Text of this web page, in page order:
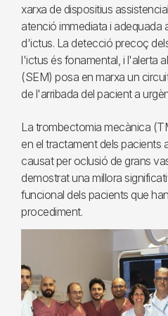
xarxa de dispositius
atenció immediata i adequada
d'ictus. La detecció precoç
l'ictus és fonamental, i l'alerta
(SEM) posa en marxa un
de l'arribada del pacient a
La trombectomia mecànica
en el tractament dels pacients
causat per oclusió de grans
demostrat una millora
funcional dels pacients que
procediment.